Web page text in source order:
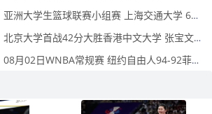
2026年08月02日 亚洲大学生篮球联赛小组赛 上海交通大学 61 - 53 蒙古国立大学 集锦
2026年08月02日 北京大学首战42分大胜香港中文大学 张宝文昂萨尔均砍下16分
2026年08月02日 08月02日WNBA常规赛 纽约自由人94-92菲尼克斯水星 全场集锦